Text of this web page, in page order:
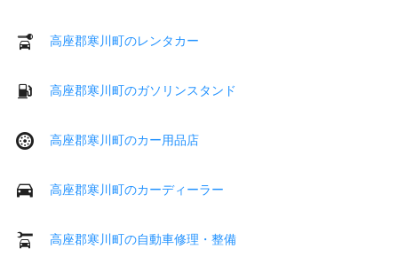
高座郡寒川町のレンタカー
高座郡寒川町のガソリンスタンド
高座郡寒川町のカー用品店
高座郡寒川町のカーディーラー
高座郡寒川町の自動車修理・整備